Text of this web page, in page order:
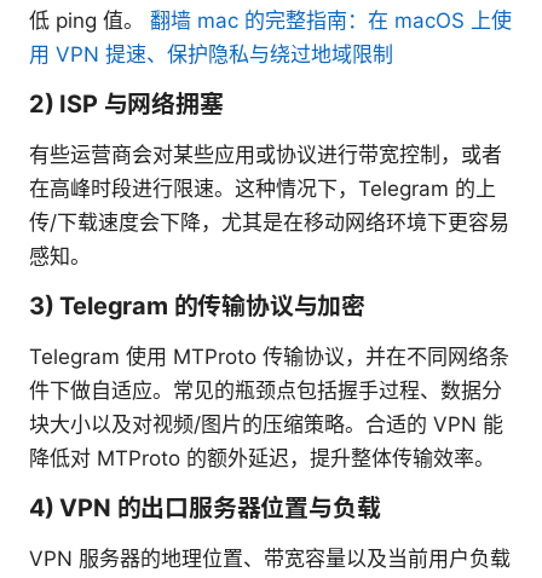
低 ping 值。 翻墙 mac 的完整指南：在 macOS 上使
用 VPN 提速、保护隐私与绕过地域限制
2) ISP 与网络拥塞
有些运营商会对某些应用或协议进行带宽控制，或者
在高峰时段进行限速。这种情况下，Telegram 的上
传/下载速度会下降，尤其是在移动网络环境下更容易
感知。
3) Telegram 的传输协议与加密
Telegram 使用 MTProto 传输协议，并在不同网络条
件下做自适应。常见的瓶颈点包括握手过程、数据分
块大小以及对视频/图片的压缩策略。合适的 VPN 能
降低对 MTProto 的额外延迟，提升整体传输效率。
4) VPN 的出口服务器位置与负载
VPN 服务器的地理位置、带宽容量以及当前用户负载